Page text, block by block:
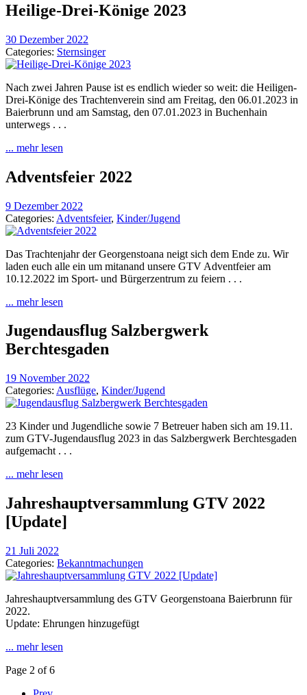
Heilige-Drei-Könige 2023
30 Dezember 2022
Categories: Sternsinger
Nach zwei Jahren Pause ist es endlich wieder so weit: die Heiligen-
Drei-Könige des Trachtenverein sind am Freitag, den 06.01.2023 in
Baierbrunn und am Samstag, den 07.01.2023 in Buchenhain
unterwegs . . .
... mehr lesen
Adventsfeier 2022
9 Dezember 2022
Categories: Adventsfeier, Kinder/Jugend
Das Trachtenjahr der Georgenstoana neigt sich dem Ende zu. Wir
laden euch alle ein um mitanand unsere GTV Adventfeier am
10.12.2022 im Sport- und Bürgerzentrum zu feiern . . .
... mehr lesen
Jugendausflug Salzbergwerk
Berchtesgaden
19 November 2022
Categories: Ausflüge, Kinder/Jugend
23 Kinder und Jugendliche sowie 7 Betreuer haben sich am 19.11.
zum GTV-Jugendausflug 2023 in das Salzbergwerk Berchtesgaden
aufgemacht . . .
... mehr lesen
Jahreshauptversammlung GTV 2022
[Update]
21 Juli 2022
Categories: Bekanntmachungen
Jahreshauptversammlung des GTV Georgenstoana Baierbrunn für
2022.
Update: Ehrungen hinzugefügt
... mehr lesen
Page 2 of 6